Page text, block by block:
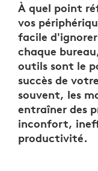
À quel point
vos
facile
chaque
outils sont le
succès de
souvent, les
entraîner des
inconfort,
productivité.